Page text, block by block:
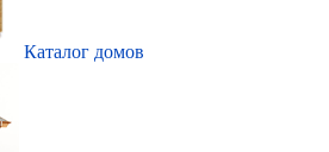
Каталог домов